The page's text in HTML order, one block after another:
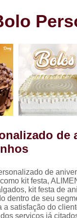
para
de
de
kit festa,
kit festa de
dentro de seu
satisfação do
serviços já